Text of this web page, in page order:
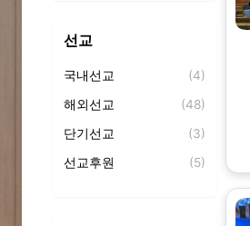
선교
국내선교 (4)
해외선교 (48)
단기선교 (3)
선교후원 (5)